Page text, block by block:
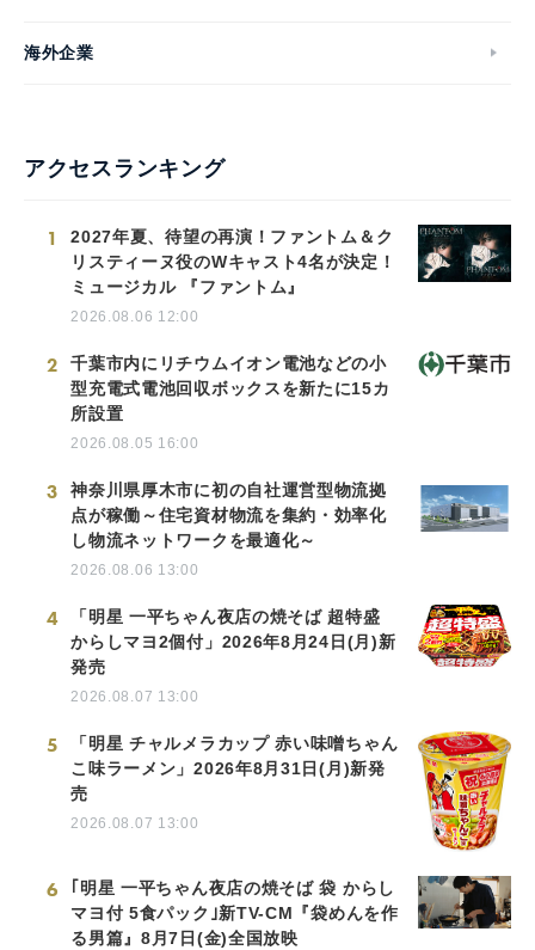
海外企業
アクセスランキング
1
2027年夏、待望の再演！ファントム＆ク
リスティーヌ役のWキャスト4名が決定！
ミュージカル 『ファントム』
2026.08.06 12:00
2
千葉市内にリチウムイオン電池などの小
型充電式電池回収ボックスを新たに15カ
所設置
2026.08.05 16:00
3
神奈川県厚木市に初の自社運営型物流拠
点が稼働～住宅資材物流を集約・効率化
し物流ネットワークを最適化～
2026.08.06 13:00
4
「明星 一平ちゃん夜店の焼そば 超特盛
からしマヨ2個付」2026年8月24日(月)新
発売
2026.08.07 13:00
5
「明星 チャルメラカップ 赤い味噌ちゃん
こ味ラーメン」2026年8月31日(月)新発
売
2026.08.07 13:00
6
｢明星 一平ちゃん夜店の焼そば 袋 からし
マヨ付 5食パック｣新TV-CM『袋めんを作
る男篇』8月7日(金)全国放映